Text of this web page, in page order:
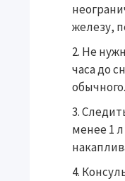
железу,
Не
часа до
обычного.
менее 1